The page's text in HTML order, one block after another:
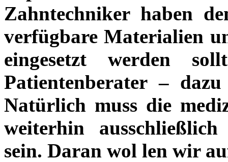
Zahntechniker haben
verfügbare Materialien
eingesetzt werden
Patientenberater –
Natürlich muss die
weiterhin
sein. Daran wol len wir